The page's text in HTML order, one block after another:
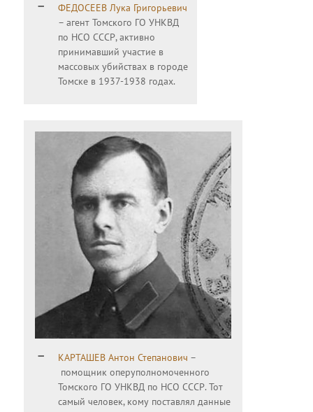
ФЕДОСЕЕВ Лука Григорьевич
– агент Томского ГО УНКВД
по НСО СССР, активно
принимавший участие в
массовых убийствах в городе
Томске в 1937-1938 годах.
КАРТАШЕВ Антон Степанович –
помощник оперуполномоченного
Томского ГО УНКВД по НСО СССР. Тот
самый человек, кому поставлял данные